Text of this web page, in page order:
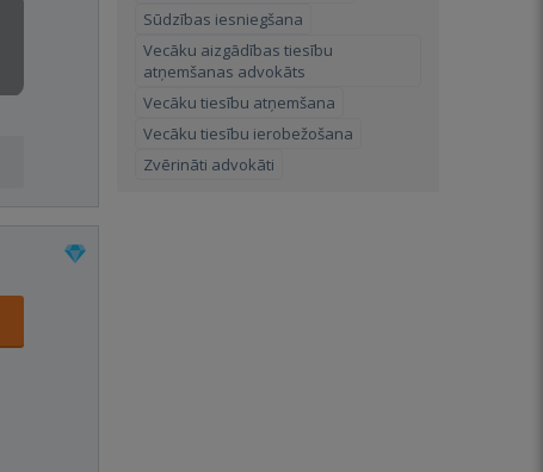
Sūdzības iesniegšana
Vecāku aizgādības tiesību
atņemšanas advokāts
Vecāku tiesību atņemšana
Vecāku tiesību ierobežošana
Zvērināti advokāti